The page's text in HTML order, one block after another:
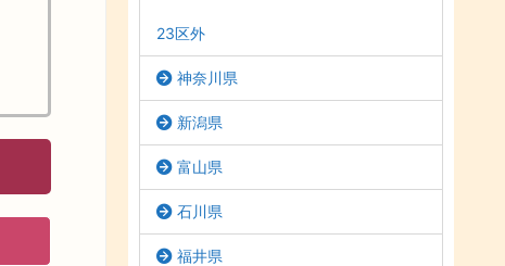
23区外
神奈川県
新潟県
富山県
石川県
福井県